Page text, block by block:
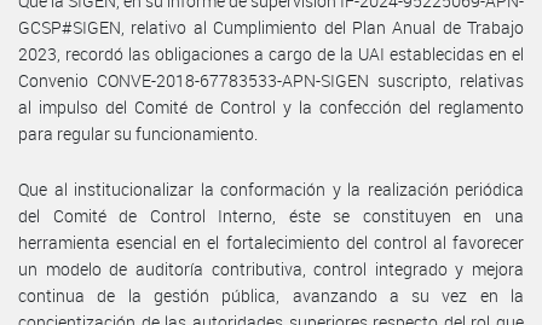
GCSP#SIGEN, relativo al Cumplimiento del Plan Anual de Trabajo
2023, recordó las obligaciones a cargo de la UAI establecidas en el
Convenio CONVE-2018-67783533-APN-SIGEN suscripto, relativas
al impulso del Comité de Control y la confección del reglamento
para regular su funcionamiento.
Que al institucionalizar la conformación y la realización periódica
del Comité de Control Interno, éste se constituyen en una
herramienta esencial en el fortalecimiento del control al favorecer
un modelo de auditoría contributiva, control integrado y mejora
continua de la gestión pública, avanzando a su vez en la